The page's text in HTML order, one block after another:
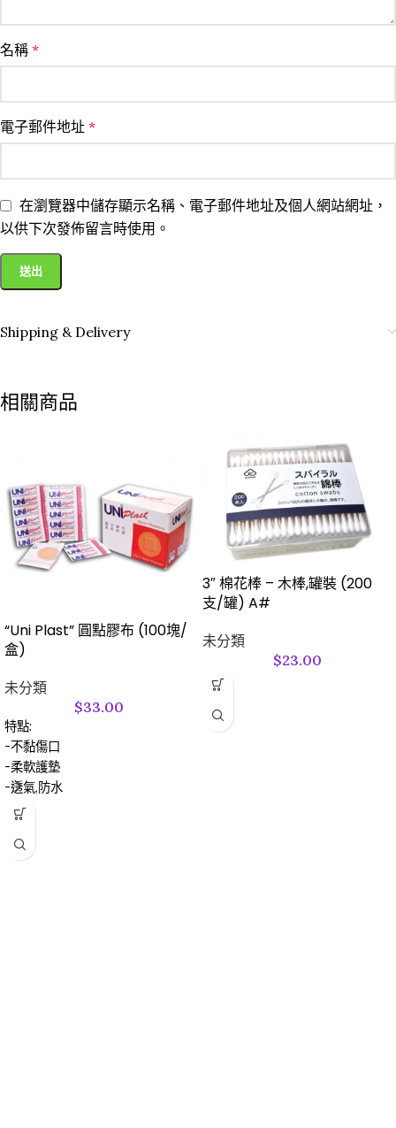
名稱 *
電子郵件地址 *
在瀏覽器中儲存顯示名稱、電子郵件地址及個人網站網址，
以供下次發佈留言時使用。
Shipping & Delivery
相關商品
“Uni Plast” 圓點膠布 (100塊/
盒)
未分類
$33.00
特點:
-不黏傷口
-柔軟護墊
-透氣,防水
-防敏感
3″ 棉花棒 – 木棒,罐裝 (200
支/罐) A#
未分類
$23.00